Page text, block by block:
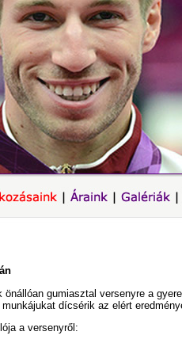
gumiasztal versenyre a
dícsérik az elért
a versenyről: